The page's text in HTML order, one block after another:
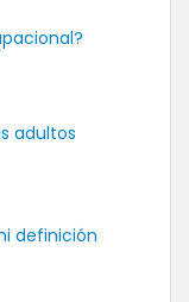
adultos
definición